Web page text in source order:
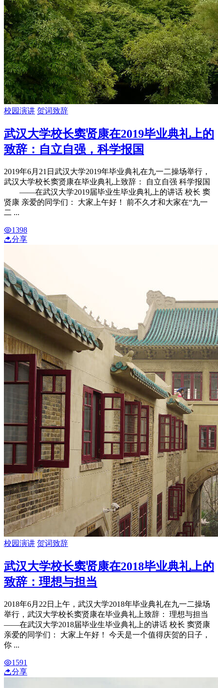
校园演讲 贺词致辞
武汉大学校长窦贤康在2019毕业典礼上的
致辞：自立自强，科学报国
2019年6月21日武汉大学2019年毕业典礼在九一二操场举行，
武汉大学校长窦贤康在毕业典礼上致辞： 自立自强 科学报国
——在武汉大学2019届毕业生毕业典礼上的讲话 校长 窦
贤康 亲爱的同学们： 大家上午好！ 前不久才和大家在“九一
二 ...
1398
分享
校园演讲 贺词致辞
武汉大学校长窦贤康在2018毕业典礼上的
致辞：理想与担当
2018年6月22日上午，武汉大学2018年毕业典礼在九一二操场
举行，武汉大学校长窦贤康在毕业典礼上致辞： 理想与担当
——在武汉大学2018届毕业生毕业典礼上的讲话 校长 窦贤康
亲爱的同学们： 大家上午好！ 今天是一个值得庆贺的日子，
你 ...
1591
分享